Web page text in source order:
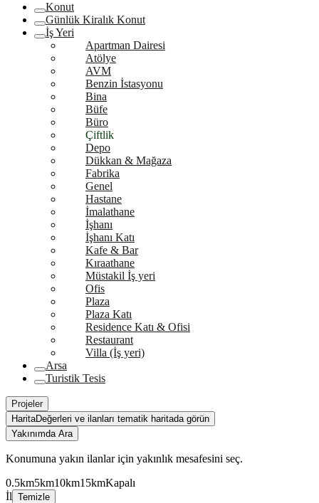
Konut
Günlük Kiralık Konut
İş Yeri
Apartman Dairesi
Atölye
AVM
Benzin İstasyonu
Bina
Büfe
Büro
Çiftlik
Depo
Dükkan & Mağaza
Fabrika
Genel
Hastane
İmalathane
İşhanı
İşhanı Katı
Kafe & Bar
Kıraathane
Müstakil İş yeri
Ofis
Plaza
Plaza Katı
Residence Katı & Ofisi
Restaurant
Villa (İş yeri)
Arsa
Turistik Tesis
Projeler
HaritaDeğerleri ve ilanları tematik haritada görün
Yakınımda Ara
Konumuna yakın ilanlar için yakınlık mesafesini seç.
0.5km5km10km15kmKapalı
İl Temizle